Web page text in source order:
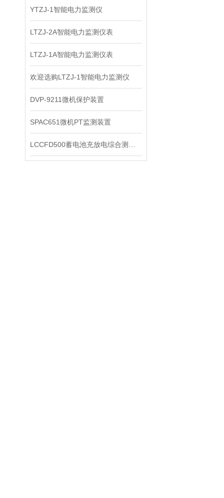
YTZJ-1智能电力监测仪
LTZJ-2A智能电力监测仪表
LTZJ-1A智能电力监测仪表
欢迎选购LTZJ-1智能电力监测仪
DVP-9211微机保护装置
SPAC651微机PT监测装置